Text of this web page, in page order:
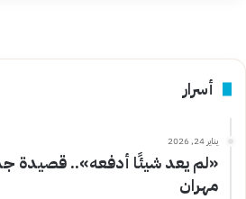
أسرار
يناير 24, 2026
«لم يعد شيئًا أدفعه».. قصيدة
مهران